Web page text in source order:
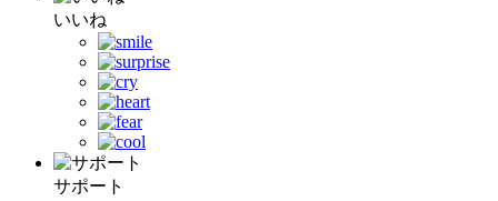
いいね
サポート